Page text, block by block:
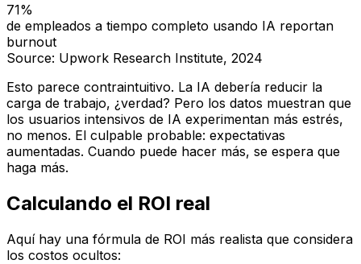
71%
de empleados a tiempo completo usando IA reportan
burnout
Source: Upwork Research Institute, 2024
Esto parece contraintuitivo. La IA debería reducir la
carga de trabajo, ¿verdad? Pero los datos muestran que
los usuarios intensivos de IA experimentan más estrés,
no menos. El culpable probable: expectativas
aumentadas. Cuando puede hacer más, se espera que
haga más.
Calculando el ROI real
Aquí hay una fórmula de ROI más realista que considera
los costos ocultos: